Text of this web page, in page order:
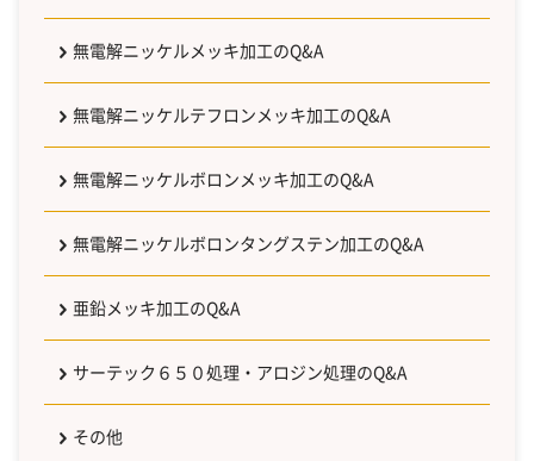
無電解ニッケルメッキ加工のQ&A
無電解ニッケルテフロンメッキ加工のQ&A
無電解ニッケルボロンメッキ加工のQ&A
無電解ニッケルボロンタングステン加工のQ&A
亜鉛メッキ加工のQ&A
サーテック６５０処理・アロジン処理のQ&A
その他